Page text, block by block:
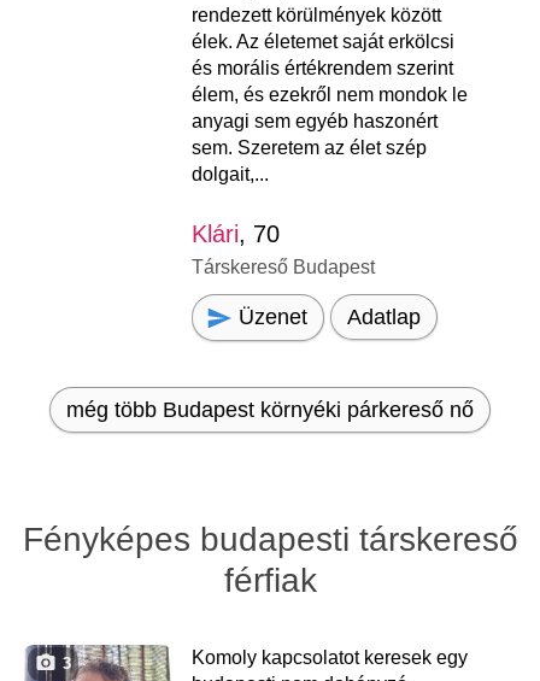
rendezett körülmények között
élek. Az életemet saját erkölcsi
és morális értékrendem szerint
élem, és ezekről nem mondok le
anyagi sem egyéb haszonért
sem. Szeretem az élet szép
dolgait,...
Klári, 70
Társkereső Budapest
Üzenet Adatlap
még több Budapest környéki párkereső nő
Fényképes budapesti társkereső
férfiak
3
Komoly kapcsolatot keresek egy